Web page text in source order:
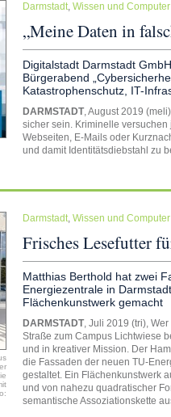
Darmstadt, Wissen und Computer
„Meine Daten in
Digitalstadt Darmstadt
Bürgerabend
Katastrophenschutz, IT-
DARMSTADT, August 2019
sicher sein. Kriminelle
Webseiten, E-Mails oder
und damit Identitätsdiebstahl zu
Darmstadt, Wissen und Computer
Frisches Lesefutter
Matthias Berthold hat zwei
Energiezentrale in
Flächenkunstwerk gemacht
DARMSTADT, Juli 2019 (tri),
Straße zum Campus Lichtwiese
und in kreativer Mission. Der
die Fassaden der neuen TU-
gestaltet. Ein Flächenkunstwerk
und von nahezu quadratischer
semantische Assoziationskette